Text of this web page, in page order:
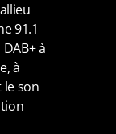
91.1
à
à
le son